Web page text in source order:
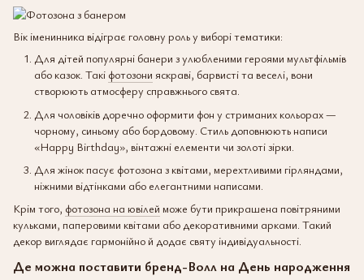
Вік іменинника відіграє головну роль у виборі тематики:
Для дітей популярні банери з улюбленими героями мультфільмів
або казок. Такі фотозони яскраві, барвисті та веселi, вони
створюють атмосферу справжнього свята.
Для чоловіків доречно оформити фон у стриманих кольорах —
чорному, синьому або бордовому. Стиль доповнюють написи
«Happy Birthday», вінтажні елементи чи золоті зірки.
Для жінок пасує фотозона з квітами, мерехтливими гірляндами,
ніжними відтінками або елегантними написами.
Крім того, фотозона на ювілей може бути прикрашена повітряними
кульками, паперовими квітами або декоративними арками. Такий
декор виглядає гармонійно й додає святу індивідуальності.
Де можна поставити бренд-Волл на День народження